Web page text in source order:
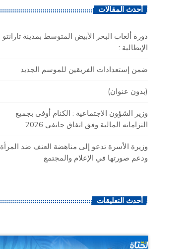
أحدث المقالات
دورة ألعاب البحر الأبيض المتوسط بمدينة تارانتو
الإيطالية :
ضمن إستعدادات الفريقين للموسم الجديد
(بدون عنوان)
وزير الشؤون الاجتماعية : الكنام أوفى بجميع
التزاماته المالية وفق اتفاق جانفي 2026
وزيرة الأسرة تدعو إلى مناهضة العنف ضد المرأة
ودعم صورتها في الإعلام والمجتمع
أحدث التعليقات